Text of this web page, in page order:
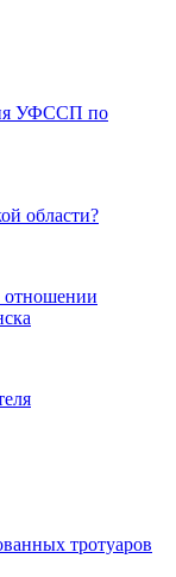
УФССП по
области?
отношении
тротуаров